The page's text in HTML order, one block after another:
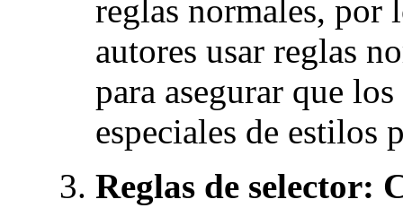
reglas normales, por
autores usar reglas
para asegurar que
especiales de estilos
Reglas de selector: